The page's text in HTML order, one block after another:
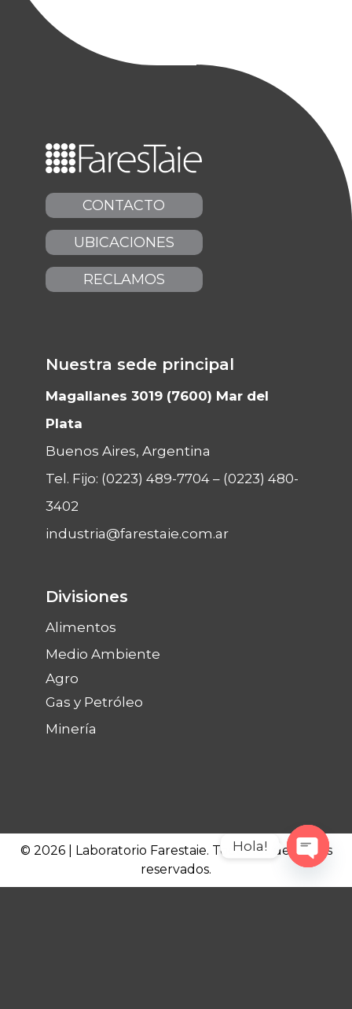
CONTACTO
UBICACIONES
RECLAMOS
Nuestra sede principal
Magallanes 3019 (7600) Mar del
Plata
Buenos Aires, Argentina
Tel. Fijo: (0223) 489-7704– (0223) 480-
3402
industria@farestaie.com.ar
Divisiones
Alimentos
Medio Ambiente
Agro
Gas y Petróleo
Minería
© 2026 | Laboratorio Farestaie. Todos los derechos
reservados.
Hola!